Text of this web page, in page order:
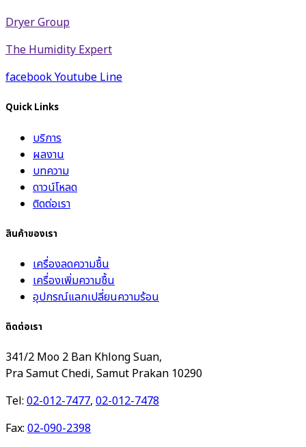
Dryer Group
The Humidity Expert
facebookYoutubeLine
Quick Links
บริการ
ผลงาน
บทความ
ดาวน์โหลด
ติดต่อเรา
สินค้าของเรา
เครื่องลดความชื้น
เครื่องเพิ่มความชื้น
อุปกรณ์แลกเปลี่ยนความร้อน
ติดต่อเรา
341/2 Moo 2 Ban Khlong Suan,
Pra Samut Chedi, Samut Prakan 10290
Tel: 02-012-7477, 02-012-7478
Fax: 02-090-2398